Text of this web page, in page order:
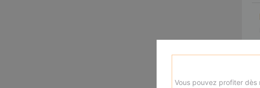
Vous pouvez profiter dès